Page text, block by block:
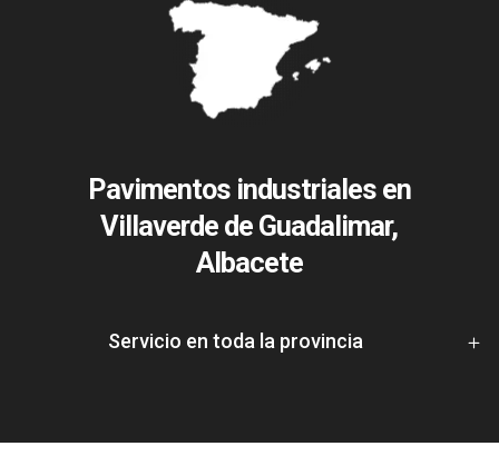
Pavimentos industriales en
Villaverde de Guadalimar,
Albacete
Servicio en toda la provincia